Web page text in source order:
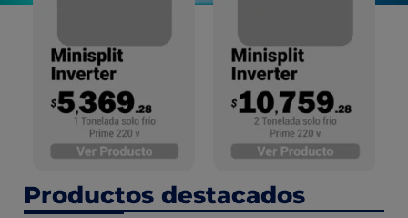
Productos destacados